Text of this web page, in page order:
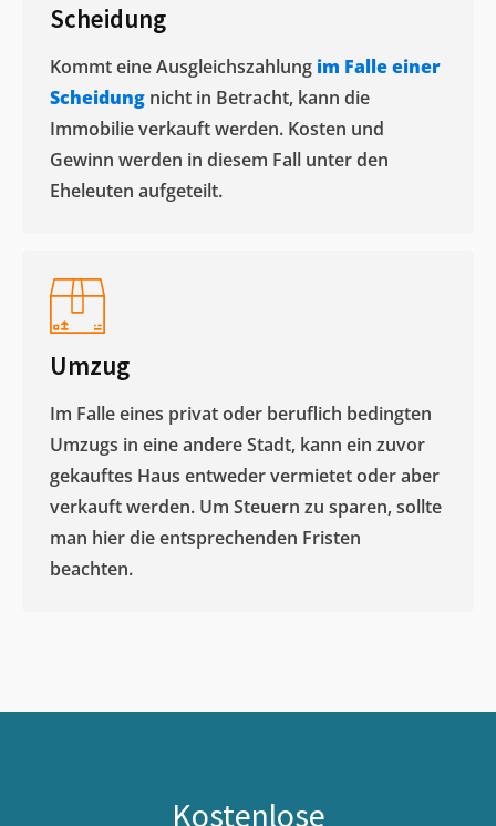
Scheidung
Kommt eine Ausgleichszahlung im Falle einer
Scheidung nicht in Betracht, kann die
Immobilie verkauft werden. Kosten und
Gewinn werden in diesem Fall unter den
Eheleuten aufgeteilt.​
Umzug
Im Falle eines privat oder beruflich bedingten
Umzugs in eine andere Stadt, kann ein zuvor
gekauftes Haus entweder vermietet oder aber
verkauft werden. Um Steuern zu sparen, sollte
man hier die entsprechenden Fristen
beachten.
Kostenlose